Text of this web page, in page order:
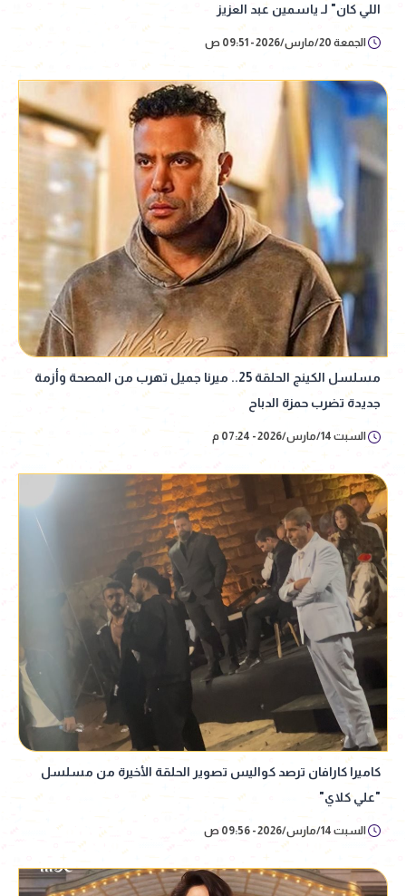
اللي كان" لـ ياسمين عبد العزيز
الجمعة 20/مارس/2026 - 09:51 ص
مسلسل الكينج الحلقة 25.. ميرنا جميل تهرب من المصحة وأزمة
جديدة تضرب حمزة الدباح
السبت 14/مارس/2026 - 07:24 م
كاميرا كارافان ترصد كواليس تصوير الحلقة الأخيرة من مسلسل
"علي كلاي"
السبت 14/مارس/2026 - 09:56 ص